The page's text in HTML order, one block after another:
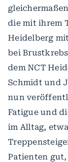
die mit ihrem
Heidelberg
bei
dem NCT
Schmidt und
nun
Fatigue und
im Alltag,
Patienten gut,